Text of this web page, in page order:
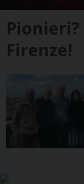
content
Firenze!